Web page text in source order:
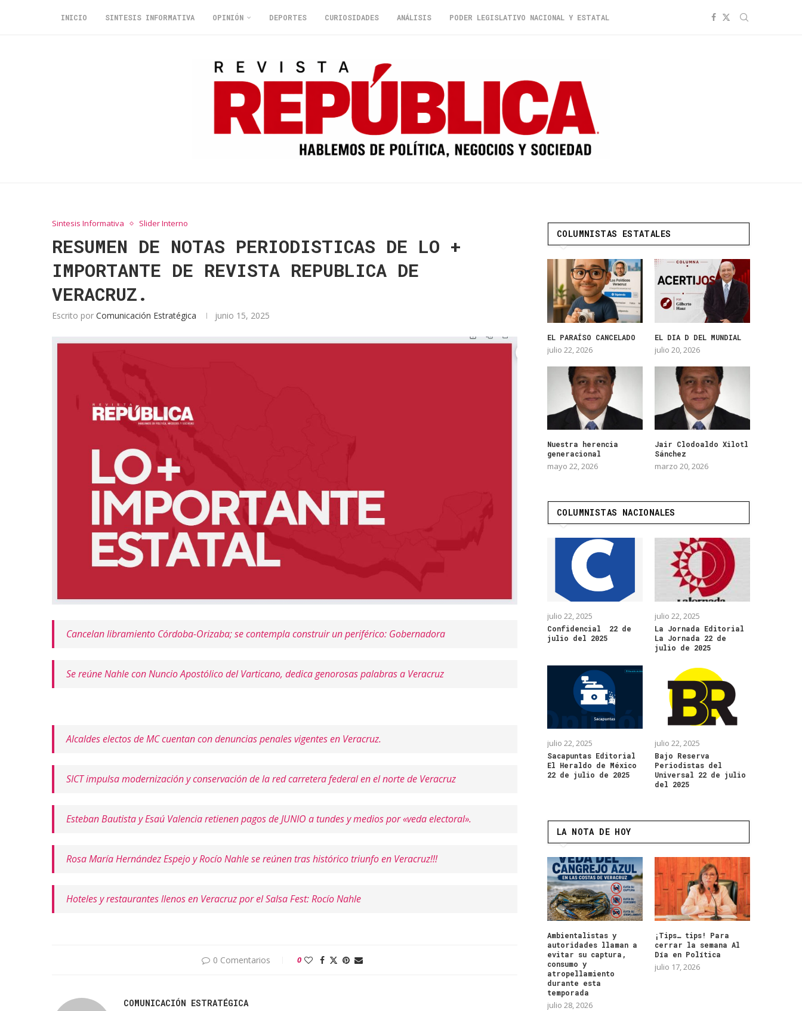
INICIO SINTESIS INFORMATIVA OPINIÓN DEPORTES CURIOSIDADES ANÁLISIS PODER LEGISLATIVO NACIONAL Y ESTATAL
Sintesis Informativa Slider Interno
RESUMEN DE NOTAS PERIODISTICAS DE LO +
IMPORTANTE DE REVISTA REPUBLICA DE
VERACRUZ.
Escrito por Comunicación Estratégica junio 15, 2025
Cancelan libramiento Córdoba-Orizaba; se contempla construir un periférico: Gobernadora
Se reúne Nahle con Nuncio Apostólico del Varticano, dedica genorosas palabras a Veracruz
Alcaldes electos de MC cuentan con denuncias penales vigentes en Veracruz.
SICT impulsa modernización y conservación de la red carretera federal en el norte de Veracruz
Esteban Bautista y Esaú Valencia retienen pagos de JUNIO a tundes y medios por «veda electoral».
Rosa María Hernández Espejo y Rocío Nahle se reúnen tras histórico triunfo en Veracruz!!!
Hoteles y restaurantes llenos en Veracruz por el Salsa Fest: Rocío Nahle
0 Comentarios 0
COMUNICACIÓN ESTRATÉGICA
COLUMNISTAS ESTATALES
EL PARAÍSO CANCELADO
julio 22, 2026
EL DIA D DEL MUNDIAL
julio 20, 2026
Nuestra herencia
generacional
mayo 22, 2026
Jair Clodoaldo Xilotl
Sánchez
marzo 20, 2026
COLUMNISTAS NACIONALES
julio 22, 2025
Confidencial 22 de
julio del 2025
julio 22, 2025
La Jornada Editorial
La Jornada 22 de
julio de 2025
julio 22, 2025
Sacapuntas Editorial
El Heraldo de México
22 de julio de 2025
julio 22, 2025
Bajo Reserva
Periodistas del
Universal 22 de julio
del 2025
LA NOTA DE HOY
Ambientalistas y
autoridades llaman a
evitar su captura,
consumo y
atropellamiento
durante esta
temporada
julio 28, 2026
¡Tips… tips! Para
cerrar la semana Al
Día en Política
julio 17, 2026